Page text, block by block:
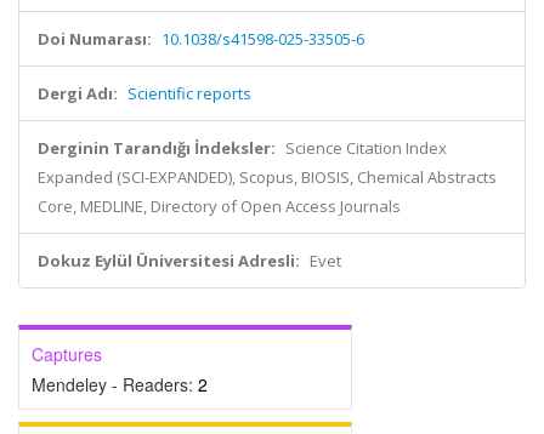
Doi Numarası: 10.1038/s41598-025-33505-6
Dergi Adı: Scientific reports
Derginin Tarandığı İndeksler: Science Citation Index
Expanded (SCI-EXPANDED), Scopus, BIOSIS, Chemical Abstracts
Core, MEDLINE, Directory of Open Access Journals
Dokuz Eylül Üniversitesi Adresli: Evet
Captures
Mendeley - Readers: 2